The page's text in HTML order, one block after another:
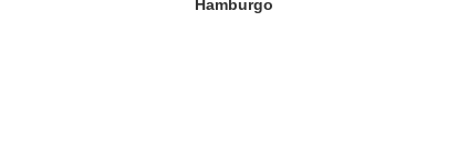
Hamburgo